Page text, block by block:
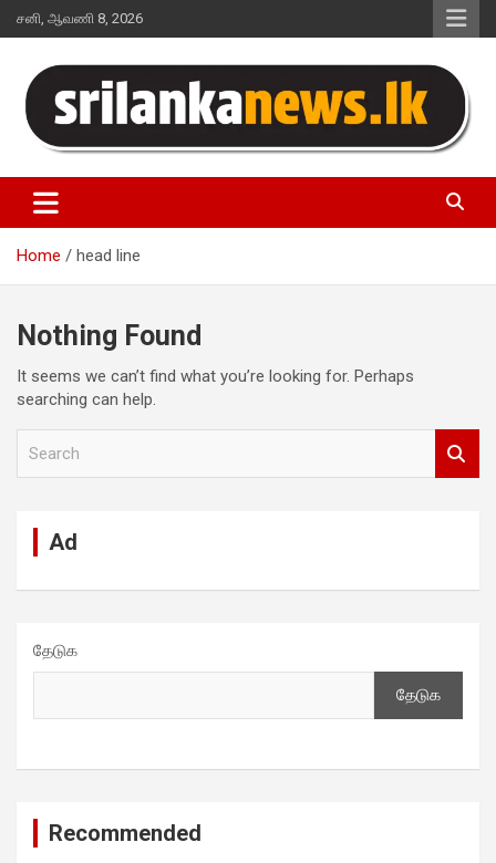
to
சனி, ஆவணி 8, 2026
Sri Lanka News
Home head line
Nothing Found
It seems we can’t find what you’re looking for. Perhaps
searching can help.
Ad
தேடுக
தேடுக
Recommended